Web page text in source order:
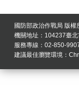
國防部政治作戰局 版
機關地址：104237臺
服務專線：02-850-
建議最佳瀏覽環境：